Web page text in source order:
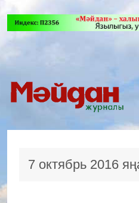
7 октябрь 2016